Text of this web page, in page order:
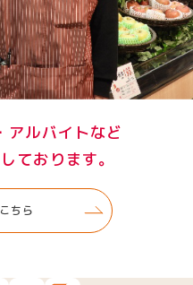
アルバイトなど
ております。
ちら